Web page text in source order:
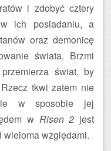
i zdobyć cztery
ich posiadaniu, a
oraz demonicę
świata. Brzmi
świat, by
tkwi zatem nie
w sposobie jej
w Risen 2 jest
wieloma względami.